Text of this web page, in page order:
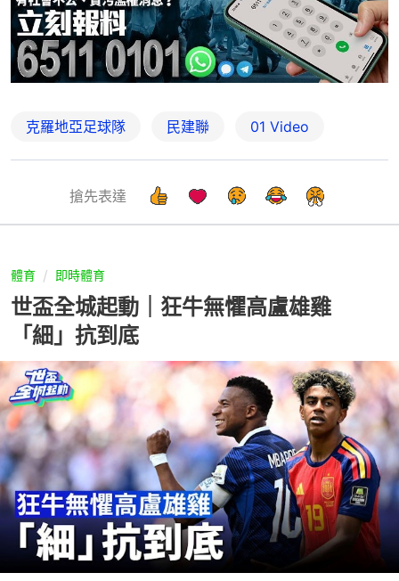
克羅地亞足球隊 民建聯 01 Video
搶先表達
體育 即時體育
世盃全城起動｜狂牛無懼高盧雄雞
「細」抗到底